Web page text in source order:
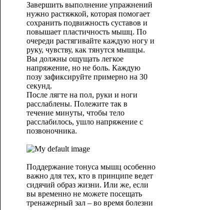
Завершить выполнение упражнений
нужно растяжкой, которая помогает
сохранить подвижность суставов и
повышает пластичность мышц. По
очереди растягивайте каждую ногу и
руку, чувству, как тянутся мышцы.
Вы должны ощущать легкое
напряжение, но не боль. Каждую
позу зафиксируйте примерно на 30
секунд.
После лягте на пол, руки и ноги
расслаблены. Полежите так в
течение минуты, чтобы тело
расслабилось, ушло напряжение с
позвоночника.
Поддержание тонуса мышц особенно
важно для тех, кто в принципе ведет
сидячий образ жизни. Или же, если
вы временно не можете посещать
тренажерный зал – во время болезни